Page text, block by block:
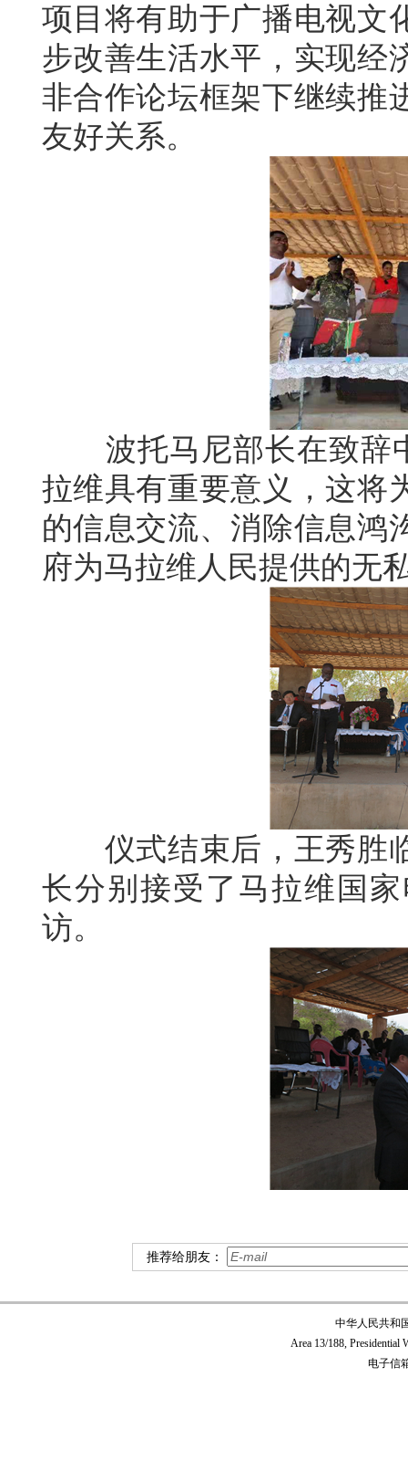
项目将有助于广播电视文
步改善生活水平，实现经
非合作论坛框架下继续推
友好关系。
波托马尼部长在致辞中
拉维具有重要意义，这将
的信息交流、消除信息鸿
府为马拉维人民提供的无
仪式结束后，王秀胜临
长分别接受了马拉维国
访。
推荐给朋友：
中华人民共和
Area 13/188, Presidential
电子信